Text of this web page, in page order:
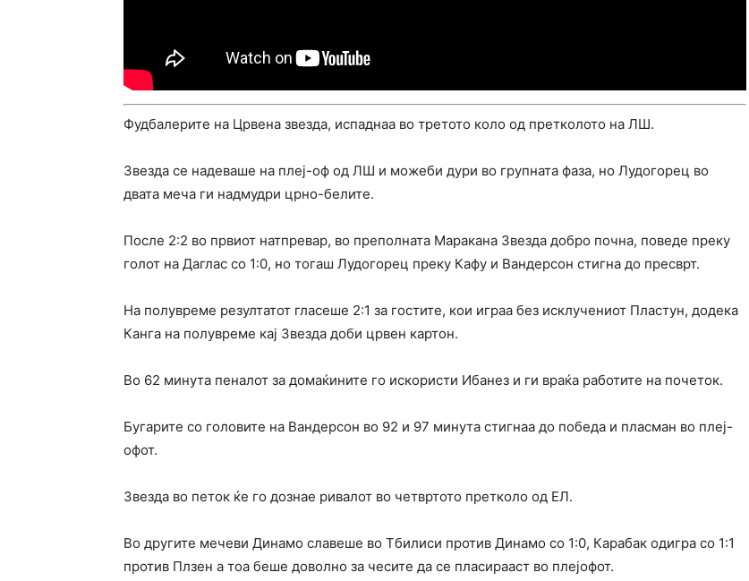
Фудбалерите на Црвена звезда, испаднаа во третото коло од претколото на ЛШ.
Звезда се надеваше на плеј-оф од ЛШ и можеби дури во групната фаза, но Лудогорец во
двата меча ги надмудри црно-белите.
После 2:2 во првиот натпревар, во преполната Маракана Звезда добро почна, поведе преку
голот на Даглас со 1:0, но тогаш Лудогорец преку Кафу и Вандерсон стигна до пресврт.
На полувреме резултатот гласеше 2:1 за гостите, кои играа без исклучениот Пластун, додека
Канга на полувреме кај Звезда доби црвен картон.
Во 62 минута пеналот за домаќините го искористи Ибанез и ги враќа работите на почеток.
Бугарите со головите на Вандерсон во 92 и 97 минута стигнаа до победа и пласман во плеј-
офот.
Звезда во петок ќе го дознае ривалот во четвртото претколо од ЕЛ.
Во другите мечеви Динамо славеше во Тбилиси против Динамо со 1:0, Карабак одигра со 1:1
против Плзен а тоа беше доволно за чесите да се пласирааст во плејофот.